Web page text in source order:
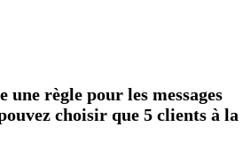
une règle pour les messages
choisir que 5 clients à la